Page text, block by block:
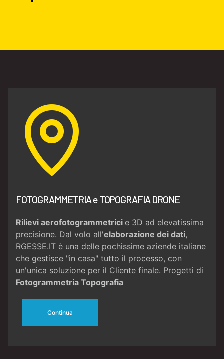
FOTOGRAMMETRIA e TOPOGRAFIA DRONE
Rilievi aerofotogrammetrici e 3D ad elevatissima
precisione. Dal volo all'elaborazione dei dati,
RGESSE.IT è una delle pochissime aziende italiane
che gestisce "in casa" tutto il processo, con
un'unica soluzione per il Cliente finale. Progetti di
Fotogrammetria Topografia
Continua